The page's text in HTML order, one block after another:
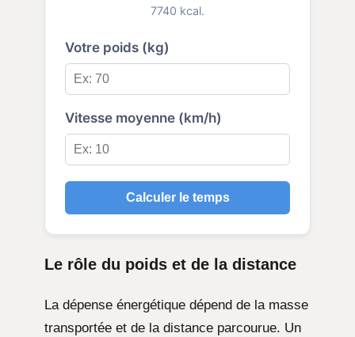
7740 kcal.
Votre poids (kg)
Vitesse moyenne (km/h)
Calculer le temps
Le rôle du poids et de la distance
La dépense énergétique dépend de la masse
transportée et de la distance parcourue. Un